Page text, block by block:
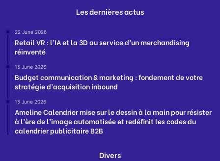
Les dernières actus
22 June 2026
Retail VR : l’IA et la 3D au service d’un merchandising
réinventé
15 June 2026
Budget communication & marketing : fondement de votre
stratégie d’acquisition inbound
15 June 2026
Ameline Calendrier mise sur le dessin à la main pour résister
à l’ère de l’image automatisée et redéfinit les codes du
calendrier publicitaire B2B
Divers